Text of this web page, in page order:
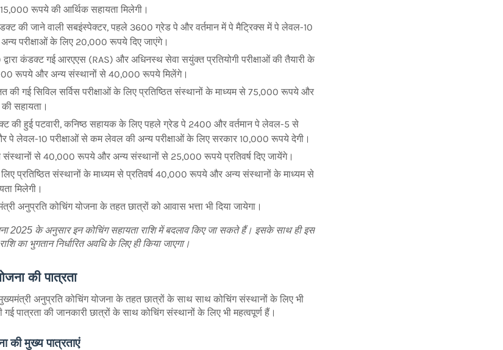
15,000 रूपये की आर्थिक सहायता मिलेगी।
की जाने वाली सबइंस्पेक्टर, पहले 3600 ग्रेड पे और वर्तमान में पे मैट्रिक्स में पे लेवल-10
परीक्षाओं के लिए 20,000 रूपये दिए जाएंगे।
कंडक्ट गई आरएएस (RAS) और अधिनस्थ सेवा सयुंक्त प्रतियोगी परीक्षाओं की तैयारी के
रूपये और अन्य संस्थानों से 40,000 रूपये मिलेंगे।
की गई सिविल सर्विस परीक्षाओं के लिए प्रतिष्ठित संस्थानों के माध्यम से 75,000 रूपये और
सहायता।
की हुई पटवारी, कनिष्ठ सहायक के लिए पहले ग्रेड पे 2400 और वर्तमान पे लेवल-5 से
लेवल-10 परीक्षाओं से कम लेवल की अन्य परीक्षाओं के लिए सरकार 10,000 रूपये देगी।
संस्थानों से 40,000 रूपये और अन्य संस्थानों से 25,000 रूपये प्रतिवर्ष दिए जायेंगे।
प्रतिष्ठित संस्थानों के माध्यम से प्रतिवर्ष 40,000 रूपये और अन्य संस्थानों के माध्यम से
मिलेगी।
अनुप्रति कोचिंग योजना के तहत छात्रों को आवास भत्ता भी दिया जायेगा।
2025 के अनुसार इन कोचिंग सहायता राशि में बदलाव किए जा सकते हैं। इसके साथ ही इस
का भुगतान निर्धारित अवधि के लिए ही किया जाएगा।
की पात्रता
मुख्यमंत्री अनुप्रति कोचिंग योजना के तहत छात्रों के साथ साथ कोचिंग संस्थानों के लिए भी
पात्रता की जानकारी छात्रों के साथ कोचिंग संस्थानों के लिए भी महत्वपूर्ण हैं।
की मुख्य पात्रताएं